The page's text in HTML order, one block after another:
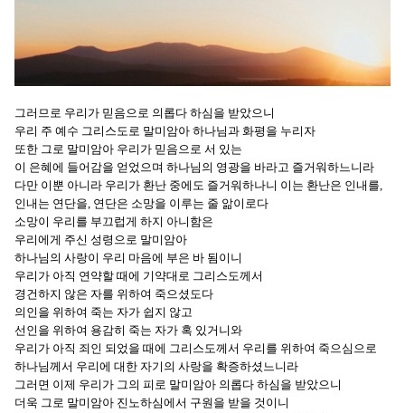
그러므로 우리가 믿음으로 의롭다 하심을 받았으니
우리 주 예수 그리스도로 말미암아 하나님과 화평을 누리자
또한 그로 말미암아 우리가 믿음으로 서 있는
이 은혜에 들어감을 얻었으며 하나님의 영광을 바라고 즐거워하느니라
다만 이뿐 아니라 우리가 환난 중에도 즐거워하나니 이는 환난은 인내를,
인내는 연단을, 연단은 소망을 이루는 줄 앎이로다
소망이 우리를 부끄럽게 하지 아니함은
우리에게 주신 성령으로 말미암아
하나님의 사랑이 우리 마음에 부은 바 됨이니
우리가 아직 연약할 때에 기약대로 그리스도께서
경건하지 않은 자를 위하여 죽으셨도다
의인을 위하여 죽는 자가 쉽지 않고
선인을 위하여 용감히 죽는 자가 혹 있거니와
우리가 아직 죄인 되었을 때에 그리스도께서 우리를 위하여 죽으심으로
하나님께서 우리에 대한 자기의 사랑을 확증하셨느니라
그러면 이제 우리가 그의 피로 말미암아 의롭다 하심을 받았으니
더욱 그로 말미암아 진노하심에서 구원을 받을 것이니